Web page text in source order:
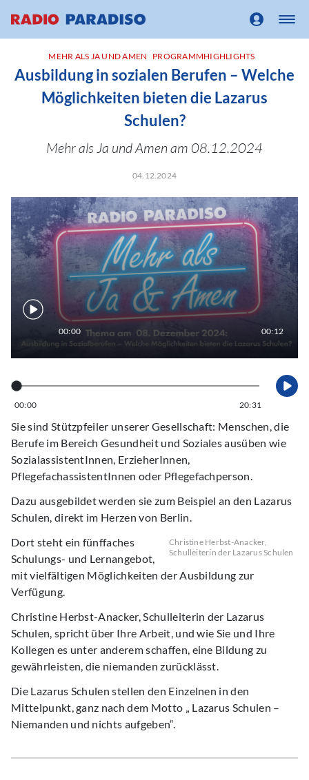
00:00 00:12
MEHR ALS JA UND AMEN PROGRAMMHIGHLIGHTS
Ausbildung in sozialen Berufen – Welche
Möglichkeiten bieten die Lazarus
Schulen?
Mehr als Ja und Amen am 08.12.2024
04.12.2024
00:00 20:31
Sie sind Stützpfeiler unserer Gesellschaft: Menschen, die
Berufe im Bereich Gesundheit und Soziales ausüben wie
SozialassistentInnen, ErzieherInnen,
PflegefachassistentInnen oder Pflegefachperson.
Dazu ausgebildet werden sie zum Beispiel an den Lazarus
Schulen, direkt im Herzen von Berlin.
Christine Herbst-Anacker,
Schulleiterin der Lazarus Schulen
Dort steht ein fünffaches
Schulungs- und Lernangebot,
mit vielfältigen Möglichkeiten der Ausbildung zur
Verfügung.
Christine Herbst-Anacker, Schulleiterin der Lazarus
Schulen, spricht über Ihre Arbeit, und wie Sie und Ihre
Kollegen es unter anderem schaffen, eine Bildung zu
gewährleisten, die niemanden zurücklässt.
Die Lazarus Schulen stellen den Einzelnen in den
Mittelpunkt, ganz nach dem Motto „ Lazarus Schulen –
Niemanden und nichts aufgeben“.